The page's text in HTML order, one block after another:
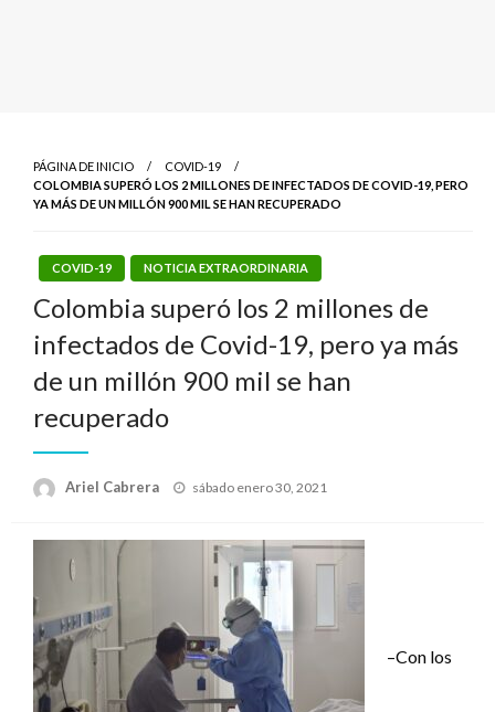
PÁGINA DE INICIO
COVID-19
COLOMBIA SUPERÓ LOS 2 MILLONES DE INFECTADOS DE COVID-19, PERO
YA MÁS DE UN MILLÓN 900 MIL SE HAN RECUPERADO
COVID-19 NOTICIA EXTRAORDINARIA
Colombia superó los 2 millones de
infectados de Covid-19, pero ya más
de un millón 900 mil se han
recuperado
Ariel Cabrera
Publicado
sábado enero 30, 2021
–Con los